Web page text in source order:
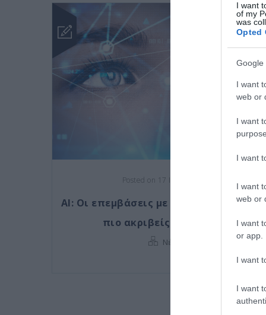
I want
of my
was
Opted
Google
I want
web or
I want
I want
I want
web or
I want
or app.
I want
I want
Posted on 17 Ιούλ 2026
AI: Οι επεμβάσεις με laser για τα μάτια
πιο ακριβείς από ποτέ
Νέα